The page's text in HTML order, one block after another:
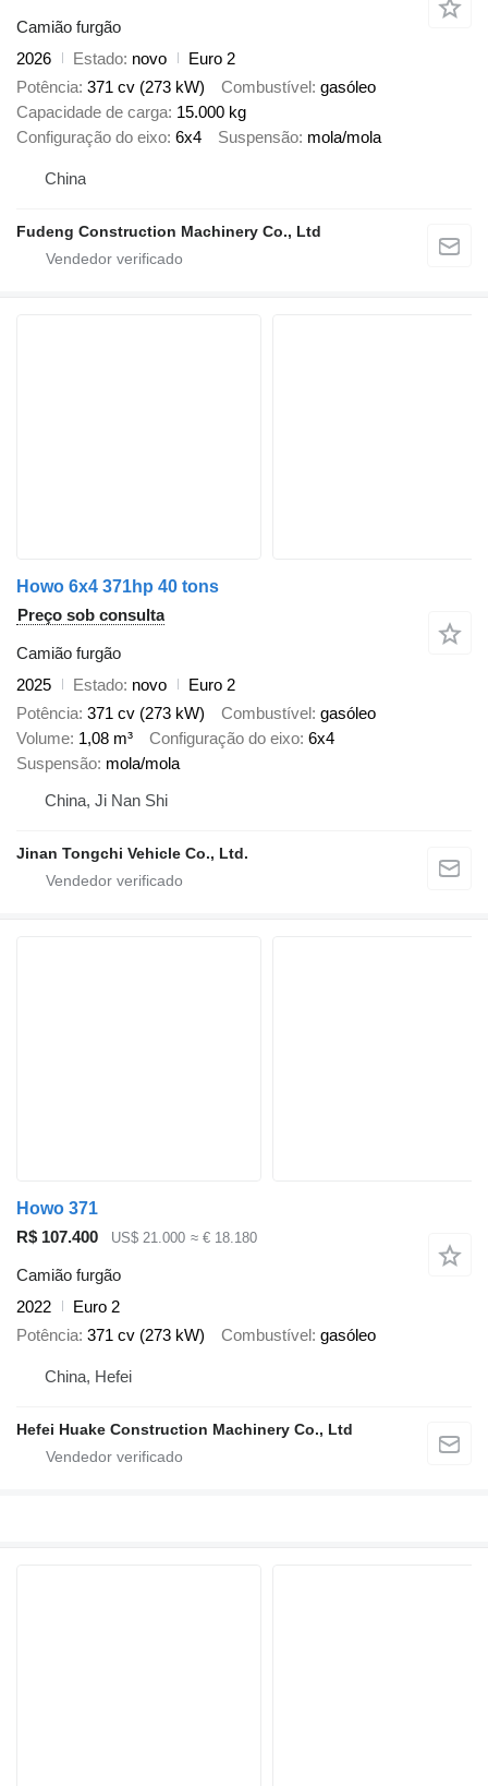
Camião furgão
2026
Estado novo
Euro 2
Potência 371 cv (273 kW) Combustível gasóleo
Capacidade de carga 15.000 kg
Configuração do eixo 6x4 Suspensão mola/mola
China
Fudeng Construction Machinery Co., Ltd
Howo 6x4 371hp 40 tons
Preço sob consulta
Camião furgão
2025
Estado novo
Euro 2
Potência 371 cv (273 kW) Combustível gasóleo
Volume 1,08 m³ Configuração do eixo 6x4
Suspensão mola/mola
China, Ji Nan Shi
Jinan Tongchi Vehicle Co., Ltd.
Howo 371
R$ 107.400
US$ 21.000 ≈ € 18.180
Camião furgão
2022
Euro 2
Potência 371 cv (273 kW) Combustível gasóleo
China, Hefei
Hefei Huake Construction Machinery Co., Ltd